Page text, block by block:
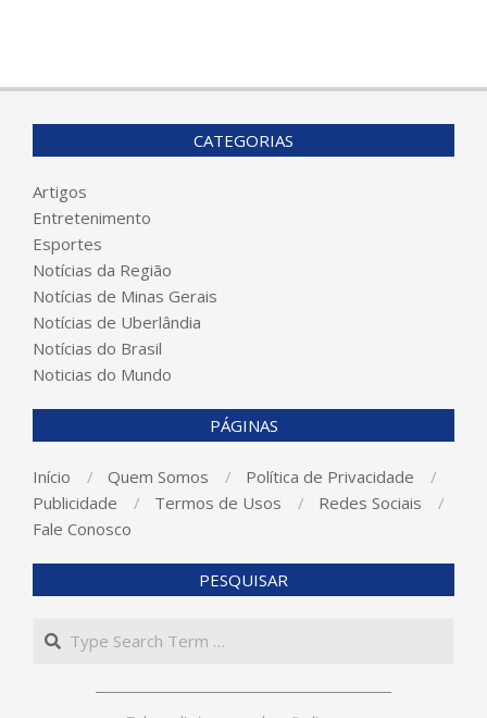
CATEGORIAS
Artigos
Entretenimento
Esportes
Notícias da Região
Notícias de Minas Gerais
Notícias de Uberlândia
Notícias do Brasil
Noticias do Mundo
PÁGINAS
Início Quem Somos
Política de Privacidade
Publicidade
Termos de Usos
Redes Sociais
Fale Conosco
PESQUISAR
Search